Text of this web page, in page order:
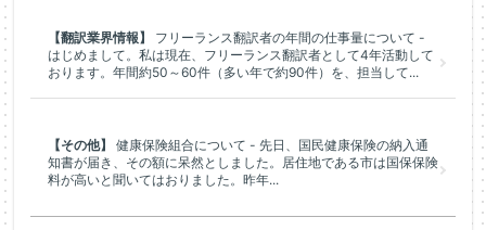
【翻訳業界情報】
フリーランス翻訳者の年間の仕事量について -
はじめまして。私は現在、フリーランス翻訳者として4年活動して
おります。年間約50～60件（多い年で約90件）を、担当して...
【その他】
健康保険組合について - 先日、国民健康保険の納入通
知書が届き、その額に呆然としました。居住地である市は国保保険
料が高いと聞いてはおりました。昨年...